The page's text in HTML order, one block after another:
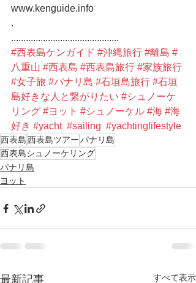
www.kenguide.info
.
............................................
#西表島ケンガイド #沖縄旅行 #離島 #
八重山 #西表島 #西表島旅行 #家族旅行
#女子旅 #パナリ島 #石垣島旅行 #石垣
島好きな人と繋がりたい #シュノーケ
リング #ヨット #シュノーケル #海 #海
好き #yacht #sailing #yachtinglifestyle
西表島西表島ツアーパナリ島
西表島シュノーケリング
パナリ島
ヨット
最新記事 すべて表示